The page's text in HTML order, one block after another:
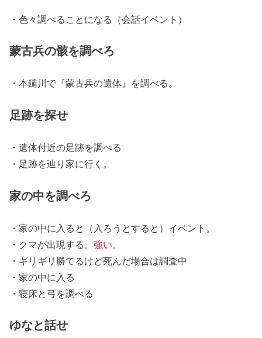
・色々調べることになる（会話イベント）
蒙古兵の骸を調べろ
・本鑓川で『蒙古兵の遺体』を調べる。
足跡を探せ
・遺体付近の足跡を調べる
・足跡を辿り家に行く。
家の中を調べろ
・家の中に入ると（入ろうとすると）イベント。
・クマが出現する。強い。
・ギリギリ勝てるけど死んだ場合は調査中
・家の中に入る
・寝床と弓を調べる
ゆなと話せ